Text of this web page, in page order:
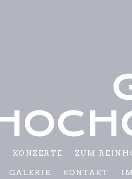
KONZERTE ZUM
GALERIE KONTAKT